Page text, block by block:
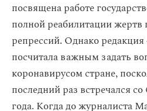
посвящена работе
полной реабилитации жертв
репрессий. Однако
посчитала важным задать
коронавирусом стране,
последний раз встречался
года. Когда до журналиста